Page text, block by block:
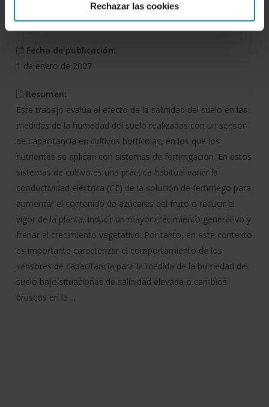
Rechazar las cookies
Juan Carlos Gázquez Garrido, M. D. Fernández
Pino,Rodney B. Thompson
Fecha de publicación:
1 de enero de 2007
Resumen:
Este trabajo evalúa el efecto de la salinidad del suelo en las
medidas de la humedad del suelo realizadas con un sensor
de capacitancia en cultivos hortícolas, en los que los
nutrientes se aplican con sistemas de fertirrigación. En estos
sistemas de cultivo es una práctica habitual variar la
conductividad eléctrica (CE) de la solución de fertirriego para
aumentar el contenido de azúcares del fruto o reducir el
vigor de la planta, inducir un mayor crecimiento generativo y
frenar el crecimiento vegetativo. Por tanto, en este contexto
es importante caracterizar el comportamiento de los
sensores de capacitancia para la medida de la humedad del
suelo bajo situaciones de salinidad elevada o cambios
bruscos en la ...